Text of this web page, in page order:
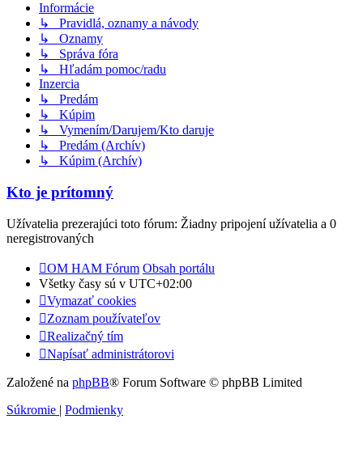
Informácie
↳ Pravidlá, oznamy a návody
↳ Oznamy
↳ Správa fóra
↳ Hľadám pomoc/radu
Inzercia
↳ Predám
↳ Kúpim
↳ Vymením/Darujem/Kto daruje
↳ Predám (Archív)
↳ Kúpim (Archív)
Kto je prítomný
Užívatelia prezerajúci toto fórum: Žiadny pripojení užívatelia a 0
neregistrovaných
OM HAM Fórum Obsah portálu
Všetky časy sú v UTC+02:00
Vymazať cookies
Zoznam používateľov
Realizačný tím
Napísať administrátorovi
Založené na phpBB® Forum Software © phpBB Limited
Súkromie | Podmienky